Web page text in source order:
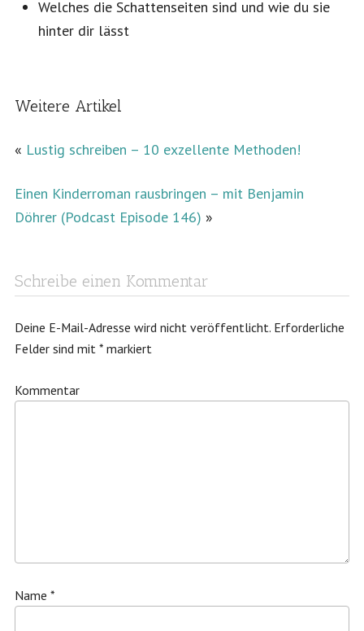
Welches die Schattenseiten sind und wie du sie
hinter dir lässt
Weitere Artikel
« Lustig schreiben – 10 exzellente Methoden!
Einen Kinderroman rausbringen – mit Benjamin
Döhrer (Podcast Episode 146) »
Schreibe einen Kommentar
Deine E-Mail-Adresse wird nicht veröffentlicht.Erforderliche
Felder sind mit *markiert
Kommentar
Name *